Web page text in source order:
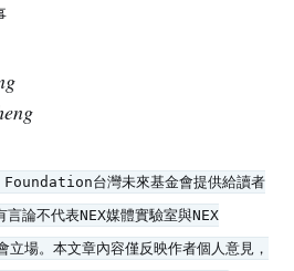
Foundation台灣未來基金會提供給讀者
論不代表NEX媒體實驗室與NEX
場。本文章內容僅反映作者個人意見，